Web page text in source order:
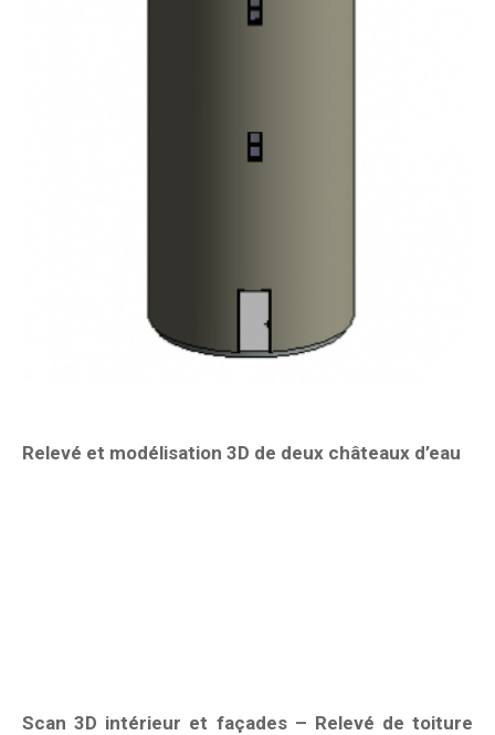
Relevé et modélisation 3D de deux châteaux d’eau
Scan 3D intérieur et façades – Relevé de toiture